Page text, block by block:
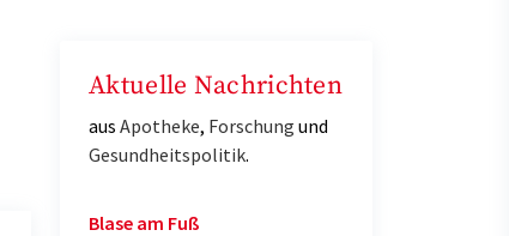
Aktuelle Nachrichten
aus Apotheke, Forschung und
Gesundheitspolitik.
Blase am Fuß